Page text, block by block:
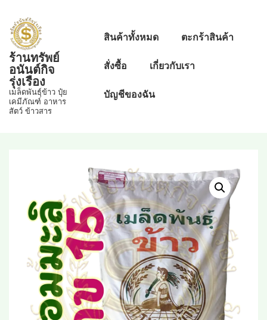
Skip
Main
Content
ร้านทรัพย์
อนันต์กิจ
รุ่งเรือง
เมล็ดพันธุ์ข้าว ปุ๋ย
เคมีภัณฑ์ อาหาร
สัตว์ ข้าวสาร
Main
สินค้าทั้งหมด ตะกร้าสินค้า
สั่งซื้อ เกี่ยวกับเรา
บัญชีของฉัน